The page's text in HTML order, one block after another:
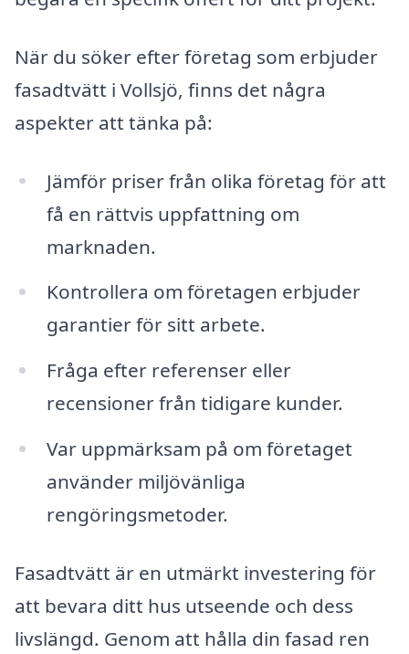
När du söker efter företag som erbjuder
fasadtvätt i Vollsjö, finns det några
aspekter att tänka på:
Jämför priser från olika företag för att
få en rättvis uppfattning om
marknaden.
Kontrollera om företagen erbjuder
garantier för sitt arbete.
Fråga efter referenser eller
recensioner från tidigare kunder.
Var uppmärksam på om företaget
använder miljövänliga
rengöringsmetoder.
Fasadtvätt är en utmärkt investering för
att bevara ditt hus utseende och dess
livslängd. Genom att hålla din fasad ren